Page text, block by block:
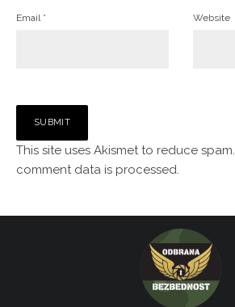
Email * Website
This site uses Akismet to reduce spam.
comment data is processed.